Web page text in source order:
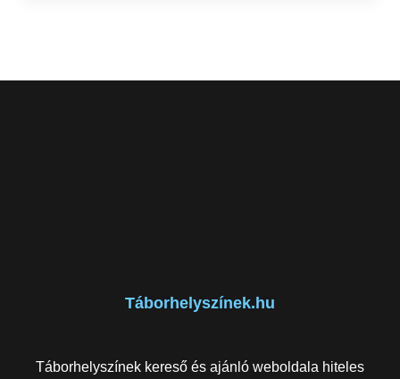
Táborhelyszínek.hu
Táborhelyszínek kereső és ajánló weboldala hiteles